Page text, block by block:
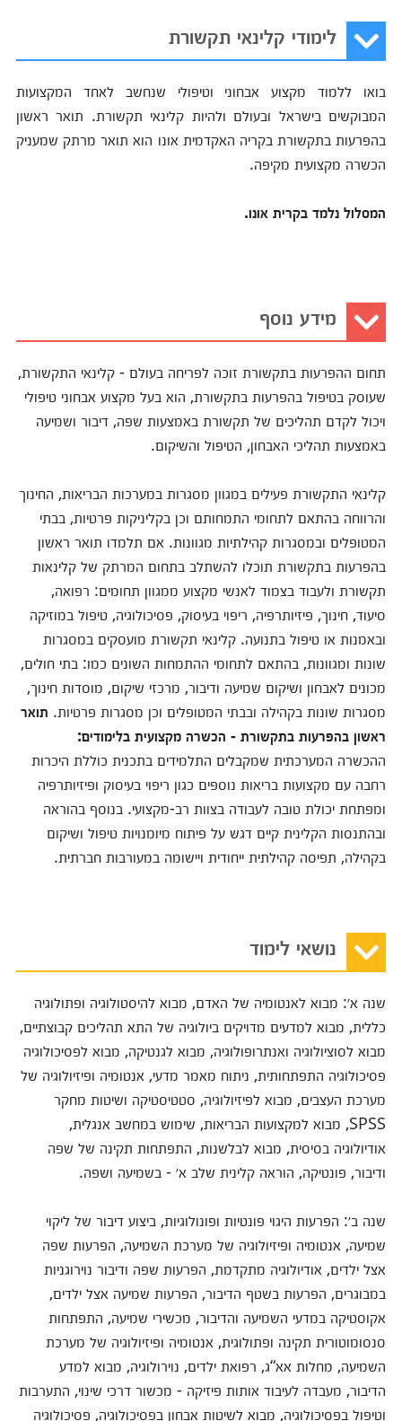
לימודי קלינאי תקשורת
בואו ללמוד מקצוע אבחוני וטיפולי שנחשב לאחד המקצועות
המבוקשים בישראל ובעולם ולהיות קלינאי תקשורת. תואר ראשון
בהפרעות בתקשורת בקריה האקדמית אונו הוא תואר מרתק שמעניק
הכשרה מקצועית מקיפה.
המסלול נלמד בקרית אונו.
מידע נוסף
תחום ההפרעות בתקשורת זוכה לפריחה בעולם - קלינאי התקשורת,
שעוסק בטיפול בהפרעות בתקשורת, הוא בעל מקצוע אבחוני טיפולי
ויכול לקדם תהליכים של תקשורת באמצעות שפה, דיבור ושמיעה
באמצעות תהליכי האבחון, הטיפול והשיקום.
קלינאי התקשורת פעילים במגוון מסגרות במערכות הבריאות, החינוך
והרווחה בהתאם לתחומי התמחותם וכן בקליניקות פרטיות, בבתי
המטופלים ובמסגרות קהילתיות מגוונות. אם תלמדו תואר ראשון
בהפרעות בתקשורת תוכלו להשתלב בתחום המרתק של קלינאות
תקשורת ולעבוד בצמוד לאנשי מקצוע ממגוון תחומים: רפואה,
סיעוד, חינוך, פיזיותרפיה, ריפוי בעיסוק, פסיכולוגיה, טיפול במוזיקה
ובאמנות או טיפול בתנועה. קלינאי תקשורת מועסקים במסגרות
שונות ומגוונות, בהתאם לתחומי ההתמחות השונים כמו: בתי חולים,
מכונים לאבחון ושיקום שמיעה ודיבור, מרכזי שיקום, מוסדות חינוך,
מסגרות שונות בקהילה ובבתי המטופלים וכן מסגרות פרטיות. תואר
ראשון בהפרעות בתקשורת - הכשרה מקצועית בלימודים:
ההכשרה המערכתית שמקבלים התלמידים בתכנית כוללת היכרות
רחבה עם מקצועות בריאות נוספים כגון ריפוי בעיסוק ופיזיותרפיה
ומפתחת יכולת טובה לעבודה בצוות רב-מקצועי. בנוסף בהוראה
ובהתנסות הקלינית קיים דגש על פיתוח מיומנויות טיפול ושיקום
בקהילה, תפיסה קהילתית ייחודית ויישומה במעורבות חברתית.
נושאי לימוד
שנה א׳: מבוא לאנטומיה של האדם, מבוא להיסטולוגיה ופתולוגיה
כללית, מבוא למדעים מדויקים ביולוגיה של התא תהליכים קבוצתיים,
מבוא לסוציולוגיה ואנתרופולוגיה, מבוא לגנטיקה, מבוא לפסיכולוגיה
פסיכולוגיה התפתחותית, ניתוח מאמר מדעי, אנטומיה ופיזיולוגיה של
מערכת העצבים, מבוא לפיזיולוגיה, סטטיסטיקה ושיטות מחקר
SPSS, מבוא למקצועות הבריאות, שימוש במחשב אנגלית,
אודיולוגיה בסיסית, מבוא לבלשנות, התפתחות תקינה של שפה
ודיבור, פונטיקה, הוראה קלינית שלב א׳ - בשמיעה ושפה.
שנה ב׳: הפרעות היגוי פונטיות ופונולוגיות, ביצוע דיבור של ליקוי
שמיעה, אנטומיה ופיזיולוגיה של מערכת השמיעה, הפרעות שפה
אצל ילדים, אודיולוגיה מתקדמת, הפרעות שפה ודיבור נוירוגניות
במבוגרים, הפרעות בשטף הדיבור, הפרעות שמיעה אצל ילדים,
אקוסטיקה במדעי השמיעה והדיבור, מכשירי שמיעה, התפתחות
סנסומוטורית תקינה ופתולוגית, אנטומיה ופיזיולוגיה של מערכת
השמיעה, מחלות אא“ג, רפואת ילדים, נוירולוגיה, מבוא למדע
הדיבור, מעבדה לעיבוד אותות פיזיקה - מכשור דרכי שינוי, התערבות
וטיפול בפסיכולוגיה, מבוא לשיטות אבחון בפסיכולוגיה, פסיכולוגיה